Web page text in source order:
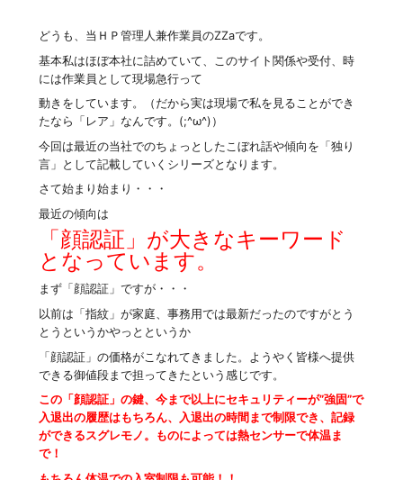
どうも、当ＨＰ管理人兼作業員のZZaです。
基本私はほぼ本社に詰めていて、このサイト関係や受付、時
には作業員として現場急行って
動きをしています。（だから実は現場で私を見ることができ
たなら「レア」なんです。(;^ω^)）
今回は最近の当社でのちょっとしたこぼれ話や傾向を「独り
言」として記載していくシリーズとなります。
さて始まり始まり・・・
最近の傾向は
「顔認証」が大きなキーワード
となっています。
まず「顔認証」ですが・・・
以前は「指紋」が家庭、事務用では最新だったのですがとう
とうというかやっとというか
「顔認証」の価格がこなれてきました。ようやく皆様へ提供
できる御値段まで担ってきたという感じです。
この「顔認証」の鍵、今まで以上にセキュリティーが”強固”で
入退出の履歴はもちろん、入退出の時間まで制限でき、記録
ができるスグレモノ。ものによっては熱センサーで体温ま
で！